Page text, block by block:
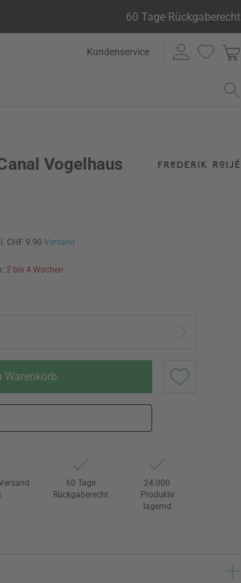
60 Tage Rückgaberecht
Kundenservice
Vogelhaus
CHF 9.90 Versand
2 bis 4 Wochen
Warenkorb
60 Tage
Rückgaberecht
24.000
Produkte
lagernd